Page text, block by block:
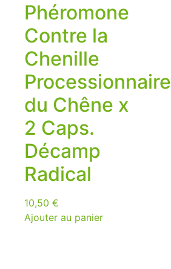
Phéromone
Contre la
Chenille
Processionnaire
du Chêne x
2 Caps.
Décamp
Radical
10,50 €
Ajouter au panier